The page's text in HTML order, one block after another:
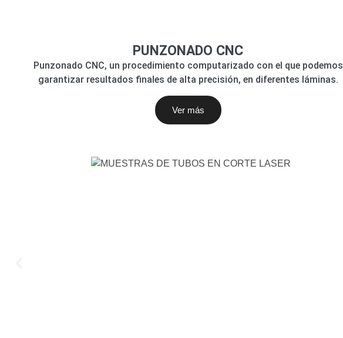
PUNZONADO CNC
Punzonado CNC, un procedimiento computarizado con el que podemos
garantizar resultados finales de alta precisión, en diferentes láminas.
Ver más